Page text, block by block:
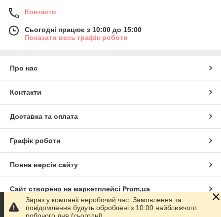
Контакти
Сьогодні працює з 10:00 до 15:00
Показати весь графік роботи
Про нас
Контакти
Доставка та оплата
Графік роботи
Повна версія сайту
Сайт створено на маркетплейсі Prom.ua
Політика конфіденційності
Зараз у компанії неробочий час. Замовлення та
повідомлення будуть оброблені з 10:00 найближчого